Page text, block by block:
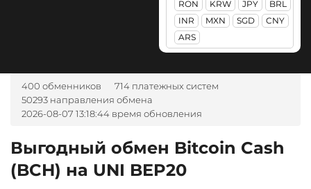
Optimism (OP)
PancakeSwap (CAKE)
ERC20
Pepe
POL
RUB CASH-IN RUB
Беларусбанк BYN
Газпромбанк RUB
Евразийский Банк KZT
Карта Unionpay CNY
RON
KRW JPY
BRL
INR
MXN SGD
CNY
ARS
400 обменников
714 платежных систем
50293 направления обмена
2026-08-07 13:18:44 время обновления
Выгодный обмен Bitcoin Cash
(BCH) на UNI BEP20